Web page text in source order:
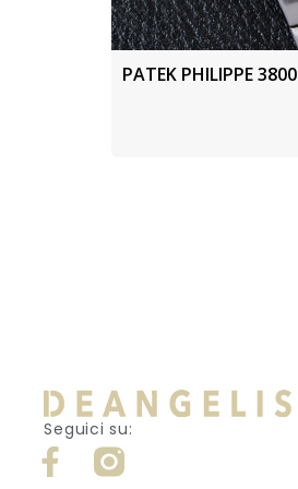
PATEK PHILIPPE 3800
Seguici su: